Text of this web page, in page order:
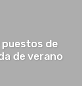
de
de verano